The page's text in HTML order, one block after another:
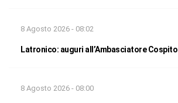
8 Agosto 2026 - 08:02
Latronico: auguri all’Ambasciatore Cospito
8 Agosto 2026 - 08:00